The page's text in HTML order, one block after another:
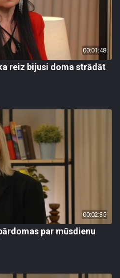
00:01:48
reiz bijusi doma strādāt
00:02:35
par mūsdienu